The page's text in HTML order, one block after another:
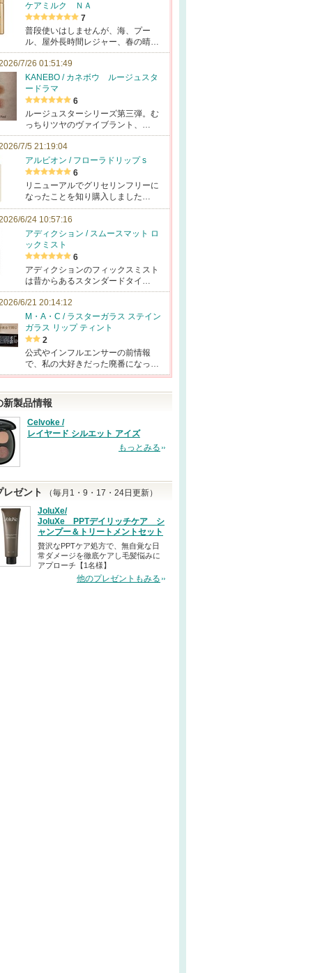
ケアミルク ＮＡ
7
普段使いはしませんが、海、プー
ル、屋外長時間レジャー、春の晴…
7/26 01:51:49
KANEBO / カネボウ ルージュスタ
ードラマ
6
ルージュスターシリーズ第三弾。む
っちりツヤのヴァイブラント、…
7/5 21:19:04
アルビオン / フローラドリップ s
6
リニューアルでグリセリンフリーに
なったことを知り購入しました…
6/24 10:57:16
アディクション / スムースマット ロ
ックミスト
6
アディクションのフィックスミスト
は昔からあるスタンダードタイ…
6/21 20:14:12
M・A・C / ラスターガラス ステイン
ガラス リップ ティント
2
公式やインフルエンサーの前情報
で、私の大好きだった廃番になっ…
新製品情報
Celvoke /
レイヤード シルエット アイズ
もっとみる
レゼント
（毎月1・9・17・24日更新）
JoluXe/
JoluXe PPTデイリッチケア シ
ャンプー＆トリートメントセット
贅沢なPPTケア処方で、無自覚な日
常ダメージを徹底ケアし毛髪悩みに
アプローチ【1名様】
他のプレゼントもみる